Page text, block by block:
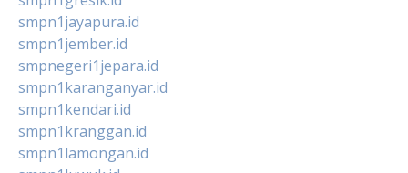
smpn1jayapura.id
smpn1jember.id
smpnegeri1jepara.id
smpn1karanganyar.id
smpn1kendari.id
smpn1kranggan.id
smpn1lamongan.id